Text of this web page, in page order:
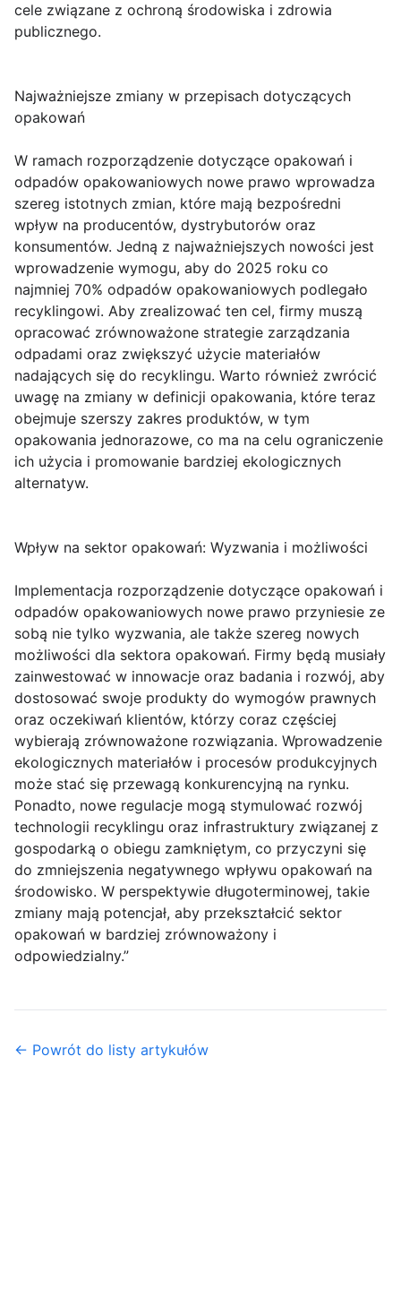
cele związane z ochroną środowiska i zdrowia
publicznego.
Najważniejsze zmiany w przepisach dotyczących
opakowań
W ramach rozporządzenie dotyczące opakowań i
odpadów opakowaniowych nowe prawo wprowadza
szereg istotnych zmian, które mają bezpośredni
wpływ na producentów, dystrybutorów oraz
konsumentów. Jedną z najważniejszych nowości jest
wprowadzenie wymogu, aby do 2025 roku co
najmniej 70% odpadów opakowaniowych podlegało
recyklingowi. Aby zrealizować ten cel, firmy muszą
opracować zrównoważone strategie zarządzania
odpadami oraz zwiększyć użycie materiałów
nadających się do recyklingu. Warto również zwrócić
uwagę na zmiany w definicji opakowania, które teraz
obejmuje szerszy zakres produktów, w tym
opakowania jednorazowe, co ma na celu ograniczenie
ich użycia i promowanie bardziej ekologicznych
alternatyw.
Wpływ na sektor opakowań: Wyzwania i możliwości
Implementacja rozporządzenie dotyczące opakowań i
odpadów opakowaniowych nowe prawo przyniesie ze
sobą nie tylko wyzwania, ale także szereg nowych
możliwości dla sektora opakowań. Firmy będą musiały
zainwestować w innowacje oraz badania i rozwój, aby
dostosować swoje produkty do wymogów prawnych
oraz oczekiwań klientów, którzy coraz częściej
wybierają zrównoważone rozwiązania. Wprowadzenie
ekologicznych materiałów i procesów produkcyjnych
może stać się przewagą konkurencyjną na rynku.
Ponadto, nowe regulacje mogą stymulować rozwój
technologii recyklingu oraz infrastruktury związanej z
gospodarką o obiegu zamkniętym, co przyczyni się
do zmniejszenia negatywnego wpływu opakowań na
środowisko. W perspektywie długoterminowej, takie
zmiany mają potencjał, aby przekształcić sektor
opakowań w bardziej zrównoważony i
odpowiedzialny.”
← Powrót do listy artykułów